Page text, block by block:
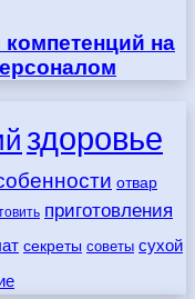
на
здоровье
отвар
приготовления
секреты советы сухой